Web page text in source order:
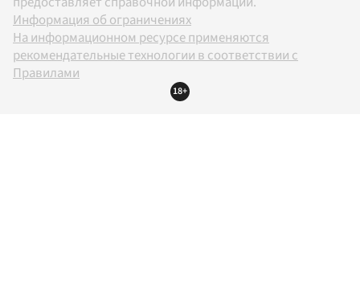
Информация об ограничениях
На информационном ресурсе применяются
рекомендательные технологии в соответствии с
Правилами
18+